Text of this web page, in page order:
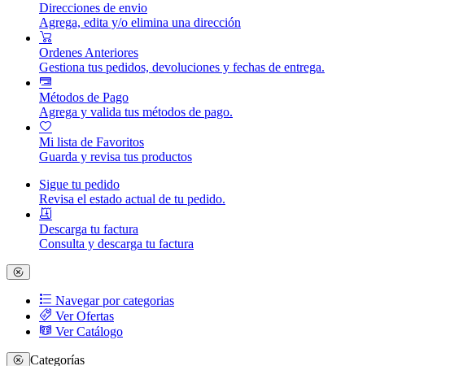
Direcciones de envio
Agrega, edita y/o elimina una dirección
Ordenes Anteriores
Gestiona tus pedidos, devoluciones y fechas de entrega.
Métodos de Pago
Agrega y valida tus métodos de pago.
Mi lista de Favoritos
Guarda y revisa tus productos
Sigue tu pedido
Revisa el estado actual de tu pedido.
Descarga tu factura
Consulta y descarga tu factura
Navegar por categorias
Ver Ofertas
Ver Catálogo
Categorías